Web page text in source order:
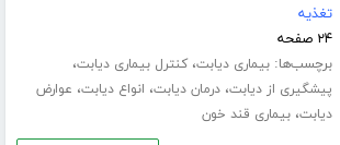
تغذیه
۲۴ صفحه
برچسب‌ها:بیماری دیابت،کنترل بیماری دیابت،
پیشگیری از دیابت،درمان دیابت، انواع دیابت، عوارض
دیابت،بیماری قند خون